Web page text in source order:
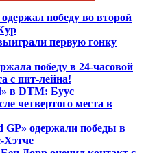
победу во второй
первую гонку
победу в 24-часовой
с пит-лейна!
в DTM: Буус
четвертого места в
GP» одержали победы в
Хэтче